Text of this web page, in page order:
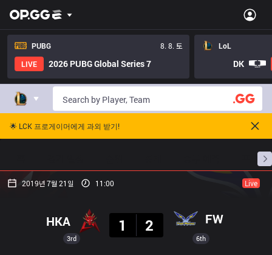
PUBG
8. 8. 토
LIVE
2026 PUBG Global Series 7
LoL
DK
🌟 LCK 프로게이머에게 과외 받기!
프로빌
2019년 7월 21일 11:00 Live
3rd
HKA
1
2 FW
6th